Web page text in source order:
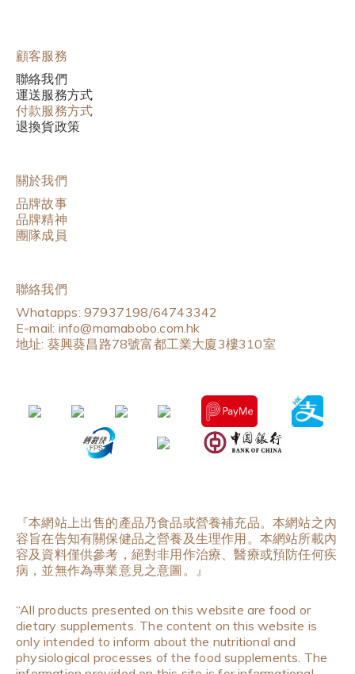
顧客服務
聯絡我們
運送服務方式
付款服務方式
退換貨政策
關於我們
品牌故事
品牌精神
團隊成員
聯絡我們
Whatapps: 97937198/64743342
E-mail: info@mamabobo.com.hk
地址: 葵興葵昌路78號富都工業大廈3樓310室
『本網站上出售的產品乃食品或營養補充品。本網站之內
容旨在告知有關保健品之營養及生理作用。本網站所載內
容及資料僅供參考，絕對非用作治療、醫療或預防任何疾
病，並無作為專業意見之意圖。』
“All products presented on this website are food or
dietary supplements. The content on this website is
only intended to inform about the nutritional and
physiological processes of the food supplements. The